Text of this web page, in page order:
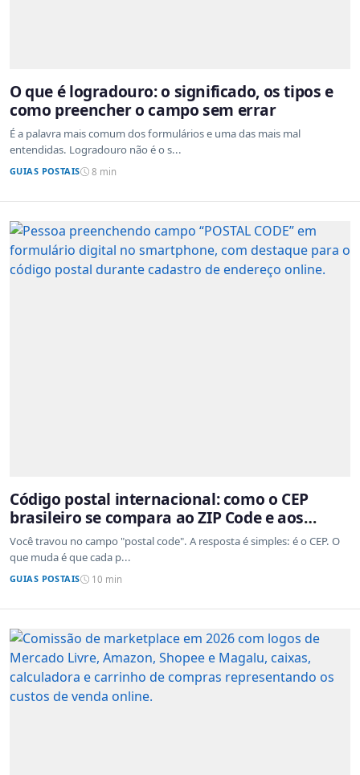
O que é logradouro: o significado, os tipos e
como preencher o campo sem errar
É a palavra mais comum dos formulários e uma das mais mal
entendidas. Logradouro não é o s...
GUIAS POSTAIS 8 min
Código postal internacional: como o CEP
brasileiro se compara ao ZIP Code e aos
sistemas de outros países
Você travou no campo "postal code". A resposta é simples: é o CEP. O
que muda é que cada p...
GUIAS POSTAIS 10 min